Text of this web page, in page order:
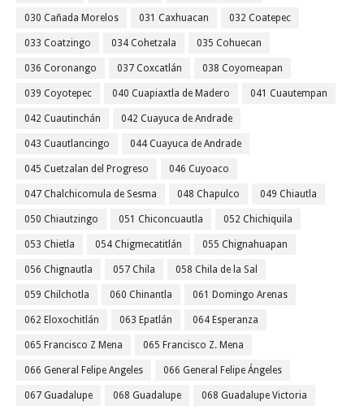
030 Cañada Morelos 031 Caxhuacan 032 Coatepec
033 Coatzingo 034 Cohetzala 035 Cohuecan
036 Coronango 037 Coxcatlán 038 Coyomeapan
039 Coyotepec 040 Cuapiaxtla de Madero 041 Cuautempan
042 Cuautinchán 042 Cuayuca de Andrade
043 Cuautlancingo 044 Cuayuca de Andrade
045 Cuetzalan del Progreso 046 Cuyoaco
047 Chalchicomula de Sesma 048 Chapulco 049 Chiautla
050 Chiautzingo 051 Chiconcuautla 052 Chichiquila
053 Chietla 054 Chigmecatitlán 055 Chignahuapan
056 Chignautla 057 Chila 058 Chila de la Sal
059 Chilchotla 060 Chinantla 061 Domingo Arenas
062 Eloxochitlán 063 Epatlán 064 Esperanza
065 Francisco Z Mena 065 Francisco Z. Mena
066 General Felipe Angeles 066 General Felipe Ángeles
067 Guadalupe 068 Guadalupe 068 Guadalupe Victoria